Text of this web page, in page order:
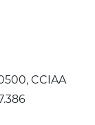
CCIAA